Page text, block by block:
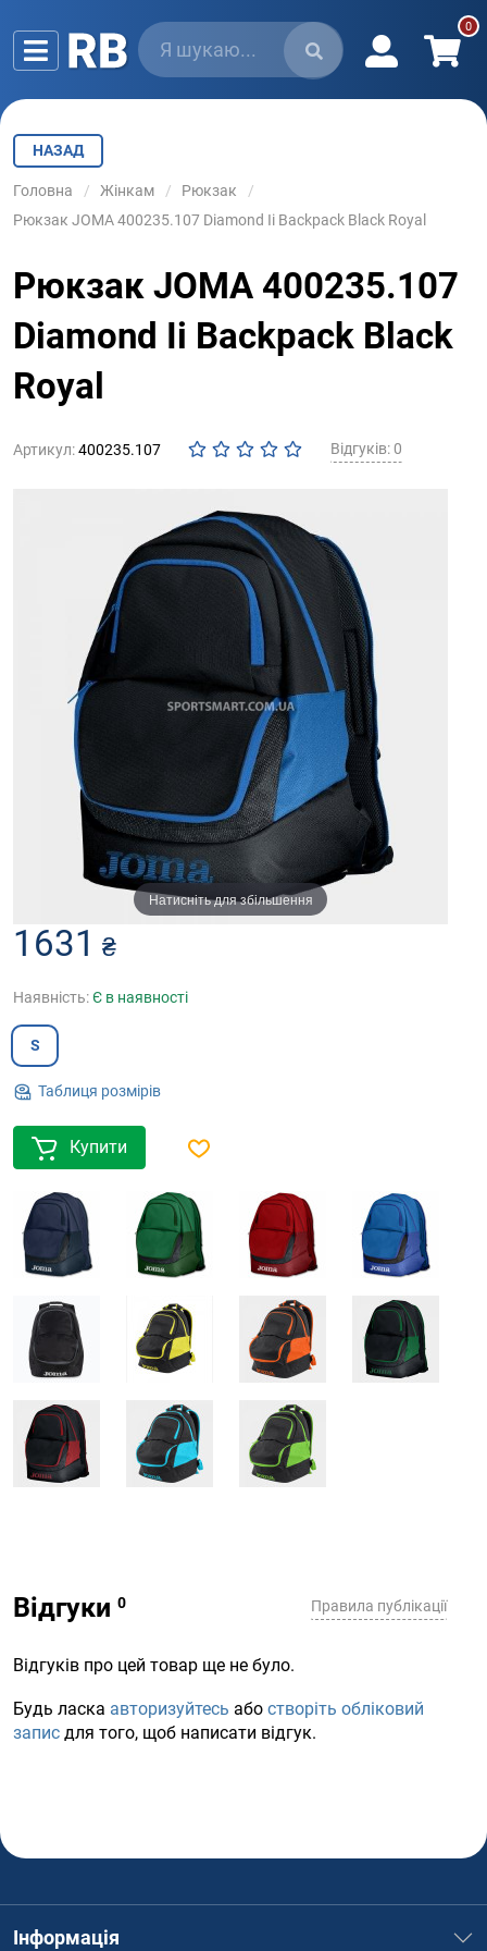
НАЗАД
Головна Жінкам
Рюкзак
Рюкзак JOMA 400235.107 Diamond Ii Backpack Black Royal
Рюкзак JOMA 400235.107
Diamond Ii Backpack Black
Royal
Артикул:400235.107 Відгуків: 0
Натисніть для збільшення
1631 ₴
Наявність:Є в наявності
S
Таблиця розмірів
Купити
Відгуки Правила публікації
Відгуків про цей товар ще не було.
Будь ласка авторизуйтесь або створіть обліковий
запис для того, щоб написати відгук.
Інформація